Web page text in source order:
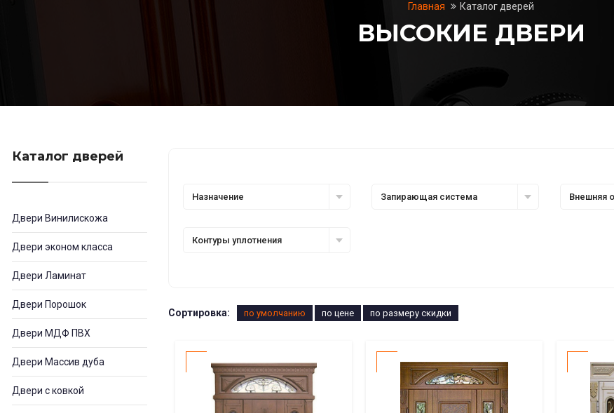
Главная Каталог дверей
ВЫСОКИЕ ДВЕРИ
Каталог дверей
Двери Винилискожа
Двери эконом класса
Двери Ламинат
Двери Порошок
Двери МДФ ПВХ
Двери Массив дуба
Двери с ковкой
Назначение Запирающая система Внешняя
Контуры уплотнения
Сортировка: по умолчанию по цене по размеру скидки